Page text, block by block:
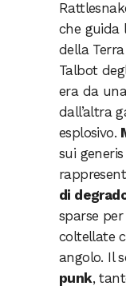
che guida
della Terra
Talbot
era da
dall’altra
esplosivo.
sui
di
sparse
coltellate
angolo. Il
punk,